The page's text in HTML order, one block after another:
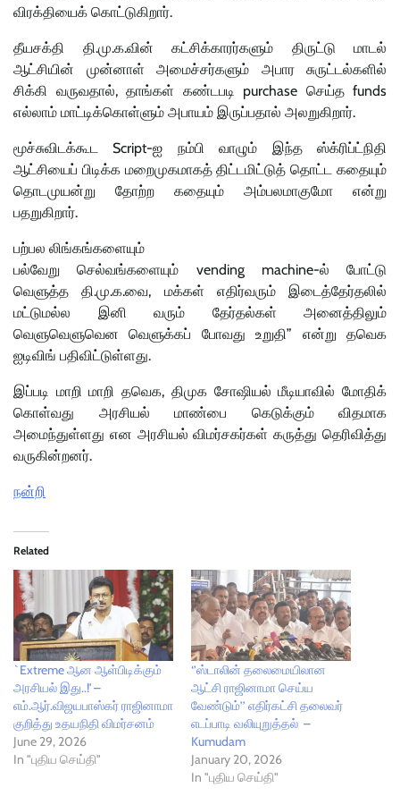
விரக்தியைக் கொட்டுகிறார்.
தீயசக்தி தி.மு.க.வின் கட்சிக்காரர்களும் திருட்டு மாடல்
ஆட்சியின் முன்னாள் அமைச்சர்களும் அபார சுருட்டல்களில்
சிக்கி வருவதால், தாங்கள் கண்டபடி purchase செய்த funds
எல்லாம் மாட்டிக்கொள்ளும் அபாயம் இருப்பதால் அலறுகிறார்.
மூச்சுவிடக்கூட Script-ஐ நம்பி வாழும் இந்த ஸ்க்ரிப்ட்நிதி
ஆட்சியைப் பிடிக்க மறைமுகமாகத் திட்டமிட்டுத் தொட்ட கதையும்
தொடமுயன்று தோற்ற கதையும் அம்பலமாகுமோ என்று
பதறுகிறார்.
பற்பல லிங்கங்களையும்
பல்வேறு செல்வங்களையும் vending machine-ல் போட்டு
வெளுத்த தி.மு.க.வை, மக்கள் எதிர்வரும் இடைத்தேர்தலில்
மட்டுமல்ல இனி வரும் தேர்தல்கள் அனைத்திலும்
வெளுவெளுவென வெளுக்கப் போவது உறுதி” என்று தவெக
ஐடிவிங் பதிவிட்டுள்ளது.
இப்படி மாறி மாறி தவெக, திமுக சோஷியல் மீடியாவில் மோதிக்
கொள்வது அரசியல் மாண்பை கெடுக்கும் விதமாக
அமைந்துள்ளது என அரசியல் விமர்சகர்கள் கருத்து தெரிவித்து
வருகின்றனர்.
நன்றி
Related
`Extreme ஆன ஆள்பிடிக்கும்
அரசியல் இது..!' –
எம்.ஆர்.விஜயபாஸ்கர் ராஜினாமா
குறித்து உதயநிதி விமர்சனம்
June 29, 2026
In "புதிய செய்தி"
‘’ஸ்டாலின் தலைமையிலான
ஆட்சி ராஜினாமா செய்ய
வேண்டும்’’ எதிர்கட்சி தலைவர்
எடப்பாடி வலியுறுத்தல் –
Kumudam
January 20, 2026
In "புதிய செய்தி"